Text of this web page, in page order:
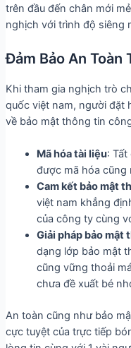
trên đầu đến chân mới
nghịch với trình độ siêng
Đảm Bảo An Toàn
Khi tham gia nghịch trò
quốc việt nam, người đặt
về bảo mật thông tin
Mã hóa tài liệu: Tất
được mã hóa cũng
Cam kết bảo mật
việt nam khẳng
của công ty cùng
Giải pháp bảo mật
dạng lớp bảo mật
cũng vững thoải
chưa đề xuất bé
An toàn cũng như bảo
cực tuyệt của trực tiếp